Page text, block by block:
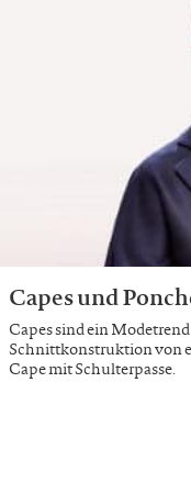
Capes und
Capes sind ein
Schnittkonstruktion von
Cape mit Schulterpasse.